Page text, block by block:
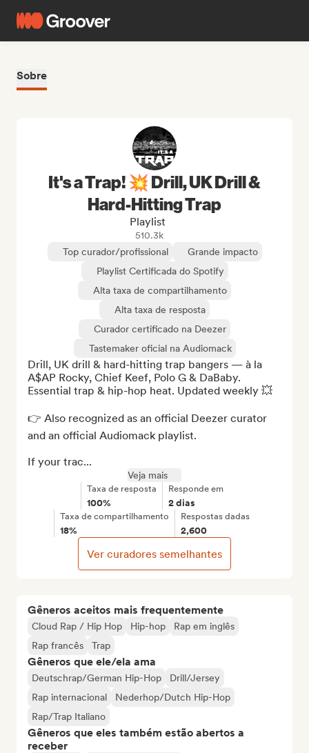
Sobre
Gêneros aceitos mais frequentemente
Cloud Rap / Hip Hop Hip-hop
Rap em inglês
Rap francês
Trap
Gêneros que ele/ela ama
Deutschrap/German Hip-Hop
Drill/Jersey
Rap internacional
Nederhop/Dutch Hip-Hop
Rap/Trap Italiano
Gêneros que eles também estão abertos a
receber
It's a Trap! 💥 Drill, UK Drill &
Hard-Hitting Trap
Playlist
510.3k
Top curador/profissional
Grande impacto
Playlist Certificada do Spotify
Alta taxa de compartilhamento
Alta taxa de resposta
Curador certificado na Deezer
Tastemaker oficial na Audiomack
Drill, UK drill & hard-hitting trap bangers — à la
A$AP Rocky, Chief Keef, Polo G & DaBaby.
Essential trap & hip-hop heat. Updated weekly 💥
👉 Also recognized as an official Deezer curator
and an official Audiomack playlist.
If your trac...
Veja mais
Taxa de resposta
100%
Responde em
2 dias
Taxa de compartilhamento
18%
Respostas dadas
2,600
Ver curadores semelhantes